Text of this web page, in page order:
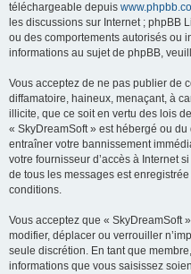
téléchargeable depuis
les discussions sur Internet ; phpBB
ou des comportements autorisés ou
informations au sujet de phpBB,
Vous acceptez de ne pas publier de
diffamatoire, haineux, menaçant, à
illicite, que ce soit en vertu des lois
« SkyDreamSoft » est hébergé ou
entraîner votre bannissement
votre fournisseur d’accès à Internet
de tous les messages est
conditions.
Vous acceptez que « SkyDreamSoft
modifier, déplacer ou verrouiller
seule discrétion. En tant que
informations que vous saisissez